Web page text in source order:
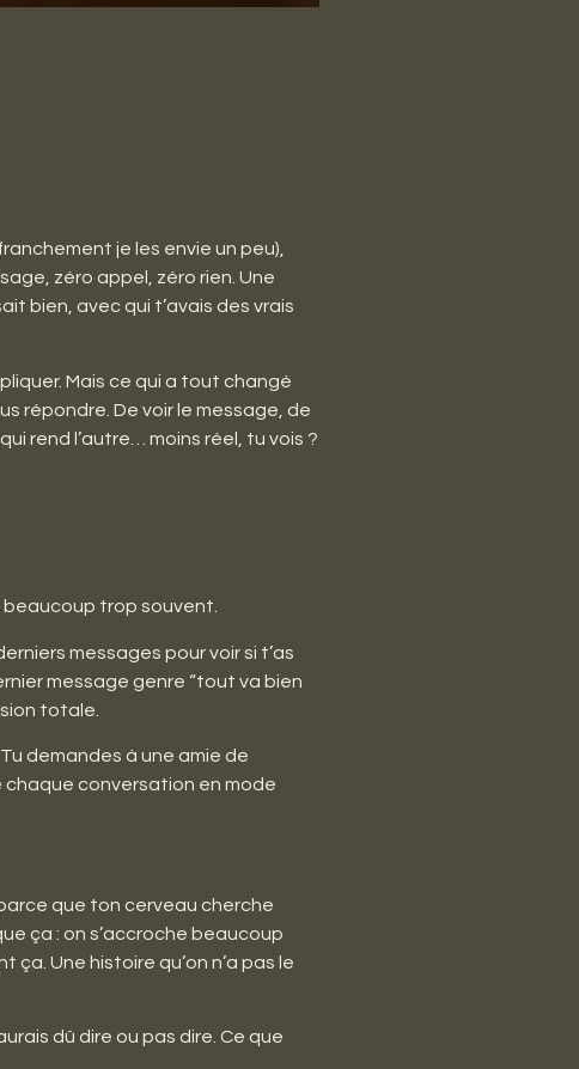
je les envie un peu),
zéro appel, zéro rien. Une
bien, avec qui t’avais des vrais
Mais ce qui a tout changé
répondre. De voir le message, de
rend l’autre… moins réel, tu vois ?
beaucoup trop souvent.
messages pour voir si t’as
message genre “tout va bien
totale.
demandes à une amie de
chaque conversation en mode
que ton cerveau cherche
ça : on s’accroche beaucoup
Une histoire qu’on n’a pas le
dû dire ou pas dire. Ce que